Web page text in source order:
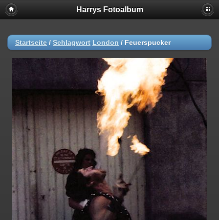
Harrys Fotoalbum
Startseite / Schlagwort London / Feuerspucker